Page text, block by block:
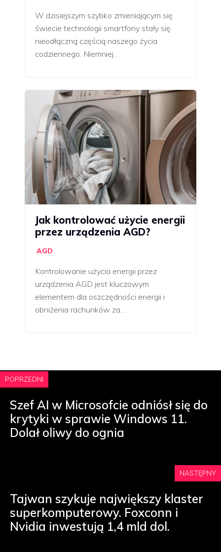
W dzisiejszym szybko zmieniającym się
świecie technologii smartfony stały się
nieodłączną częścią naszego życia
codziennego. Niemniej…
Jak kontrolować użycie energii
przez urządzenia AGD?
AGD
Kontrolowanie użycia energii przez
urządzenia AGD jest kluczowym
elementem dla oszczędności energii i
obniżenia rachunków za…
POPRZEDNI
Szef AI w Microsofcie odniósł się do
krytyki w sprawie Windows 11.
Dolał oliwy do ognia
NASTĘPNY
Tajwan szykuje największy klaster
superkomputerowy. Foxconn i
Nvidia inwestują 1,4 mld dol.